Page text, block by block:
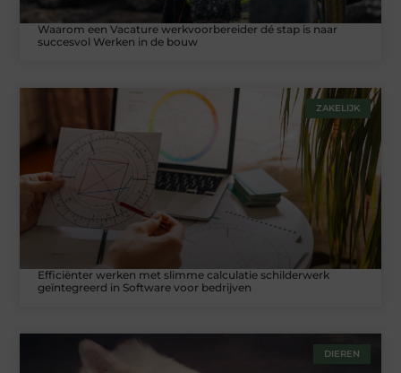
Waarom een Vacature werkvoorbereider dé stap is naar
succesvol Werken in de bouw
ZAKELIJK
Efficiënter werken met slimme calculatie schilderwerk
geïntegreerd in Software voor bedrijven
DIEREN